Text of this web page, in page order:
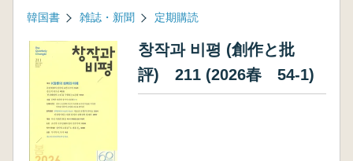
韓国書 雑誌・新聞 定期購読
창작과 비평 (創作と批
評) 211 (2026春 54-1)